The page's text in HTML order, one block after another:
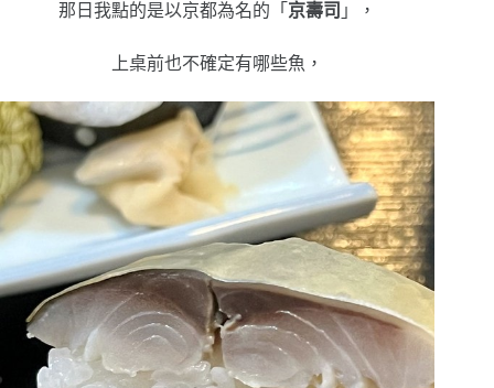
那日我點的是以京都為名的「 京壽司 」，
上桌前也不確定有哪些魚，